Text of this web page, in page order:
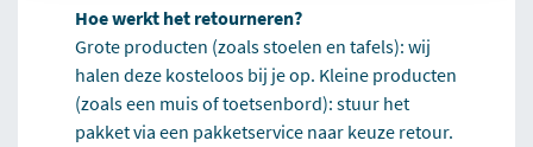
Hoe werkt het retourneren?
Grote producten (zoals stoelen en tafels): wij
halen deze kosteloos bij je op. Kleine producten
(zoals een muis of toetsenbord): stuur het
pakket via een pakketservice naar keuze retour.